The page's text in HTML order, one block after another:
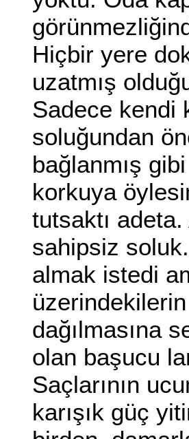
Hiçbir yere
uzatmış
Sadece kendi
soluğundan
bağlanmış
korkuya
tutsaktı adeta.
sahipsiz
almak istedi
dağılmasına
olan başucu
Saçlarının
karışık güç